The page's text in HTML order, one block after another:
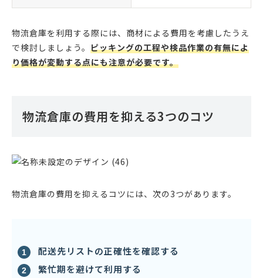
物流倉庫を利用する際には、商材による費用を考慮したうえ
で検討しましょう。 ピッキングの工程や検品作業の有無によ
り価格が変動する点にも注意が必要です。
物流倉庫の費用を抑える3つのコツ
物流倉庫の費用を抑えるコツには、次の3つがあります。
配送先リストの正確性を確認する
繁忙期を避けて利用する